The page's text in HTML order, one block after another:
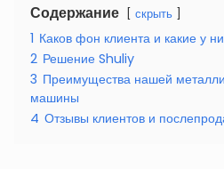
Содержание скрыть
1 Каков фон клиента и какие у
2 Решение Shuliy
3 Преимущества нашей
машины
4 Отзывы клиентов и